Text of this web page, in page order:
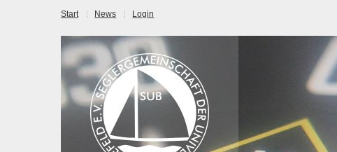
Start News Login